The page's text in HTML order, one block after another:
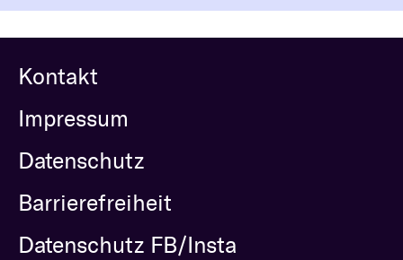
Kontakt
Impressum
Datenschutz
Barrierefreiheit
Datenschutz FB/Insta